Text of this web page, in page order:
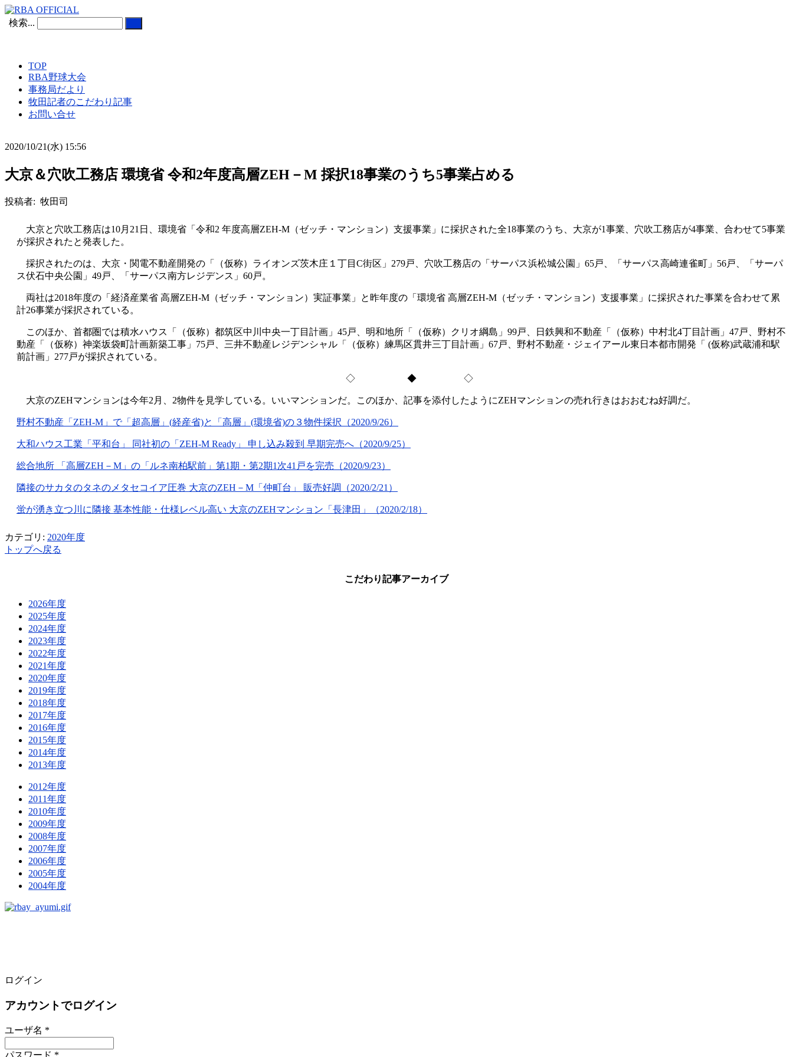
検索...
TOP
RBA野球大会
事務局だより
牧田記者のこだわり記事
お問い合せ
2020/10/21(水) 15:56
大京＆穴吹工務店 環境省 令和2年度高層ZEH－M 採択18事業のうち5事業占める
投稿者: 牧田司
大京と穴吹工務店は10月21日、環境省「令和2 年度高層ZEH-M（ゼッチ・マンション）支援事業」に採択された全18事業のうち、大京が1事業、穴吹工務店が4事業、合わせて5事業
が採択されたと発表した。
採択されたのは、大京・関電不動産開発の「（仮称）ライオンズ茨木庄１丁目C街区」279戸、穴吹工務店の「サーパス浜松城公園」65戸、「サーパス高崎連雀町」56戸、「サーパ
ス伏石中央公園」49戸、「サーパス南方レジデンス」60戸。
両社は2018年度の「経済産業省 高層ZEH-M（ゼッチ・マンション）実証事業」と昨年度の「環境省 高層ZEH-M（ゼッチ・マンション）支援事業」に採択された事業を合わせて累
計26事業が採択されている。
このほか、首都圏では積水ハウス「（仮称）都筑区中川中央一丁目計画」45戸、明和地所「（仮称）クリオ綱島」99戸、日鉄興和不動産「（仮称）中村北4丁目計画」47戸、野村不
動産「（仮称）神楽坂袋町計画新築工事」75戸、三井不動産レジデンシャル「（仮称）練馬区貫井三丁目計画」67戸、野村不動産・ジェイアール東日本都市開発「 (仮称)武蔵浦和駅
前計画」277戸が採択されている。
◇ ◆ ◇
大京のZEHマンションは今年2月、2物件を見学している。いいマンションだ。このほか、記事を添付したようにZEHマンションの売れ行きはおおむね好調だ。
野村不動産「ZEH-M」で「超高層」(経産省)と「高層」(環境省)の３物件採択（2020/9/26）
大和ハウス工業「平和台」 同社初の「ZEH-M Ready」 申し込み殺到 早期完売へ（2020/9/25）
総合地所 「高層ZEH－M」の「ルネ南柏駅前」第1期・第2期1次41戸を完売（2020/9/23）
隣接のサカタのタネのメタセコイア圧巻 大京のZEH－M「仲町台」 販売好調（2020/2/21）
蛍が湧き立つ川に隣接 基本性能・仕様レベル高い 大京のZEHマンション「長津田」（2020/2/18）
カテゴリ: 2020年度
トップへ戻る
こだわり記事アーカイブ
2026年度
2025年度
2024年度
2023年度
2022年度
2021年度
2020年度
2019年度
2018年度
2017年度
2016年度
2015年度
2014年度
2013年度
2012年度
2011年度
2010年度
2009年度
2008年度
2007年度
2006年度
2005年度
2004年度
ログイン
アカウントでログイン
ユーザ名 *
パスワード *